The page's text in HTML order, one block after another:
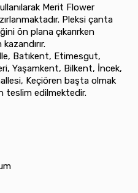
Merit Flower
Pleksi çanta
ön plana çıkarırken
Batıkent, Etimesgut,
Yaşamkent, Bilkent, İncek,
Keçiören başta olmak
teslim edilmektedir.